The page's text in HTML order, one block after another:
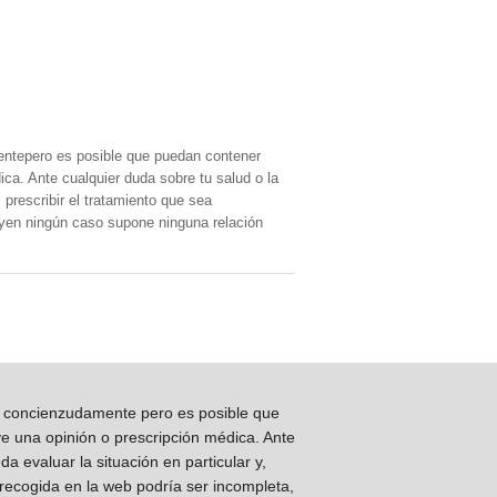
es posible que puedan contener
Ante cualquier duda sobre tu salud o la
el tratamiento que sea
ningún caso supone ninguna relación
pero es posible que
una opinión o prescripción médica. Ante
evaluar la situación en particular y,
en la web podría ser incompleta,